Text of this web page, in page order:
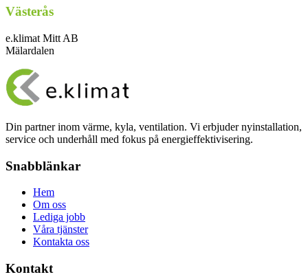
Västerås
e.klimat Mitt AB
Mälardalen
Din partner inom värme, kyla, ventilation. Vi erbjuder nyinstallation,
service och underhåll med fokus på energieffektivisering.
Snabblänkar
Hem
Om oss
Lediga jobb
Våra tjänster
Kontakta oss
Kontakt